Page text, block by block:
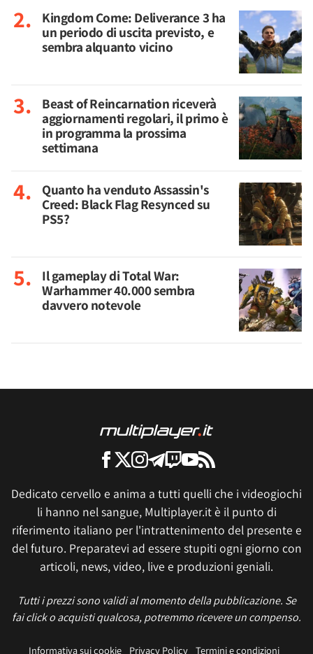
Kingdom Come: Deliverance 3 ha
un periodo di uscita previsto, e
sembra alquanto vicino
Beast of Reincarnation riceverà
aggiornamenti regolari, il primo è
in programma la prossima
settimana
Quanto ha venduto Assassin's
Creed: Black Flag Resynced su
PS5?
Il gameplay di Total War:
Warhammer 40.000 sembra
davvero notevole
Dedicato cervello e anima a tutti quelli che i videogiochi
li hanno nel sangue, Multiplayer.it è il punto di
riferimento italiano per l'intrattenimento del presente e
del futuro. Preparatevi ad essere stupiti ogni giorno con
articoli, news, video, live e produzioni geniali.
Tutti i prezzi sono validi al momento della pubblicazione. Se
fai click o acquisti qualcosa, potremmo ricevere un compenso.
Informativa sui cookie Privacy Policy Termini e condizioni